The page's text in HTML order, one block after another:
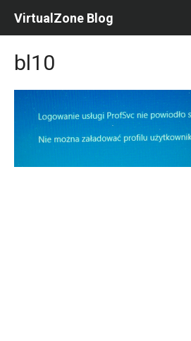
VirtualZone Blog
bl10